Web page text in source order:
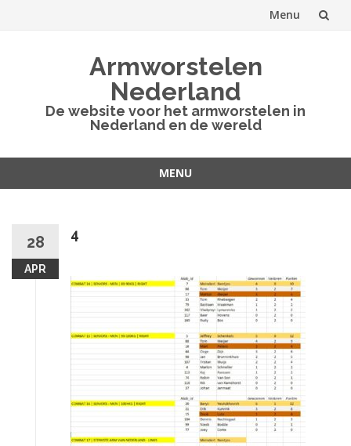
Menu
Armworstelen
Nederland
De website voor het armworstelen in
Nederland en de wereld
MENU
28
APR
4